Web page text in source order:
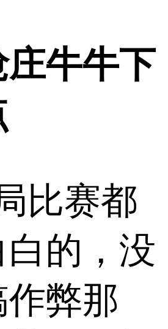
牛牛下
比赛都
的，没
作弊那